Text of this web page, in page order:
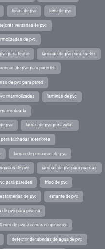
lonas de pvc lona de pvc
ventanas de pvc
de pvc
para techo laminas de pvc para suelos
laminas de pvc para paredes
de pvc para pared
marmolizadas laminas de pvc
marmolizada
pvc lamas de pvc para vallas
para fachadas exteriores
lamas de persianas de pvc
de pvc jambas de pvc para puertas
para paredes friso de pvc
estanterias de pvc estante de pvc
de pvc para piscina
mm de pvc 5 cámaras opiniones
detector de tuberías de agua de pvc